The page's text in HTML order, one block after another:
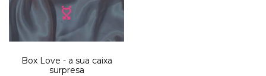
Box Love - a sua caixa
surpresa